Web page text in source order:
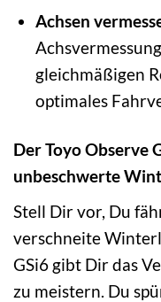
Achsen
gleichmäßigen
optimales
Der Toyo Observe
unbeschwerte
Stell Dir vor, Du
verschneite
GSi6 gibt Dir das
zu meistern. Du